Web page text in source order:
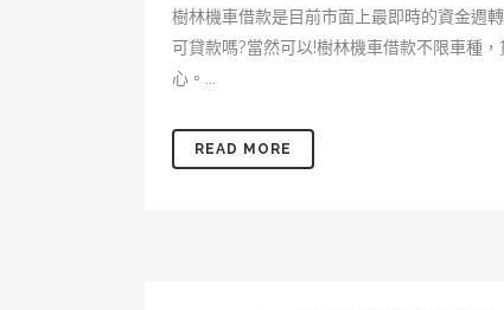
樹林機車借款是目前市面上最即時的資金週
可貸款嗎?當然可以!樹林機車借款不限車種
心。...
READ MORE